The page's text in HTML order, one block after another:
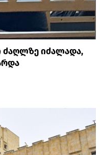
ძაღლზე იძალადა,